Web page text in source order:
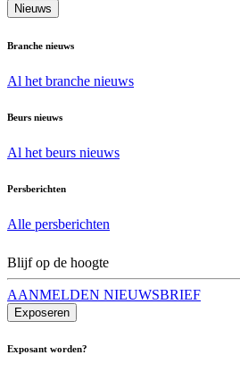
Nieuws
Branche nieuws
Al het branche nieuws
Beurs nieuws
Al het beurs nieuws
Persberichten
Alle persberichten
Blijf op de hoogte
AANMELDEN NIEUWSBRIEF
Exposeren
Exposant worden?